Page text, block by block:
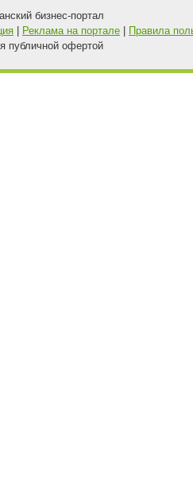
бизнес-портал
Реклама на портале
Правила
публичной офертой